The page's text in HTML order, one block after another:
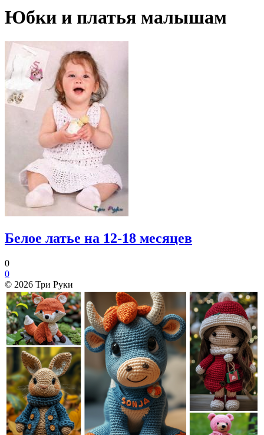
Юбки и платья малышам
Белое латье на 12-18 месяцев
0
0
© 2026 Три Руки